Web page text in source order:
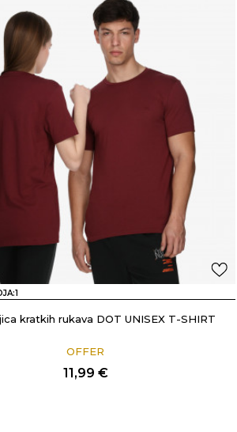
1
kratkih rukava DOT UNISEX T-SHIRT
OFFER
11,99 €